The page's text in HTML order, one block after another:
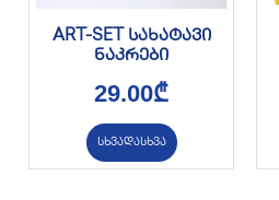
ART-SET სახატავი
ნაკრები
29.00₾
სხვადასხვა